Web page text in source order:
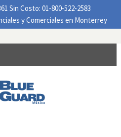
Sin Costo: 01-800-522-2583
y Comerciales en Monterrey